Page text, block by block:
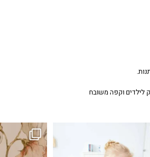
לילדים וקפה משובח
גם פריט עיצובי...
7 0